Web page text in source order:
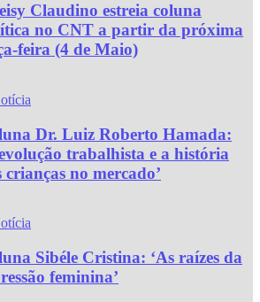
Claudino estreia coluna
no CNT a partir da próxima
feira (4 de Maio)
Dr. Luiz Roberto Hamada:
trabalhista e a história
crianças no mercado’
Sibéle Cristina: ‘As raízes da
feminina’